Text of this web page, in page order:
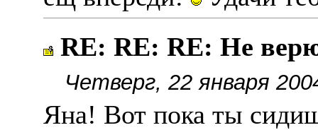
RE: RE: RE: Не
Четверг, 22 января
Яна! Вот пока ты